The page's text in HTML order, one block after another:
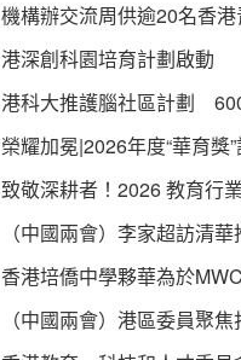
機構辦交流周供逾20名香
港深創科園培育計劃啟動
港科大推護腦社區計劃
榮耀加冕|2026年度“華育獎
致敬深耕者！2026 教育行
（中國兩會）李家超訪清
香港培僑中學夥華為於
（中國兩會）港區委員聚